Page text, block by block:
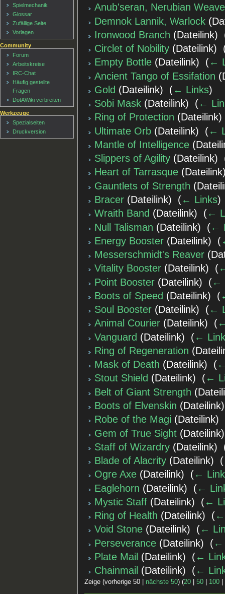
Anub'seran, Nerubian
Demnok Lannik, Warlock
Ironwood Branch (Dateilink) ‎
Circlet of Nobility (Dateilink) ‎
Empty Bottle (Dateilink) ‎ (←
Ancient Tango of Essifation
Gold (Dateilink) ‎ (← Links)
Sobi Mask (Dateilink) ‎ (←
Ring of Protection
Ultimate Orb (Dateilink) ‎ (←
Mantle of Intelligence
Slippers of Agility (Dateilink) ‎
Heart of Tarrasque
Gauntlets of Strength
Bracer (Dateilink) ‎ (← Links)
Wraith Band (Dateilink) ‎ (←
Null Talisman (Dateilink) ‎ (←
Energy Booster (Dateilink) ‎ (
Messerschmidt's Reaver
Vitality Booster (Dateilink) ‎ (
Point Booster (Dateilink) ‎ (←
Boots of Speed (Dateilink) ‎ (
Soul Booster (Dateilink) ‎ (←
Animal Courier (Dateilink) ‎ (
Vanguard (Dateilink) ‎ (←
Ring of Regeneration
Mask of Death (Dateilink) ‎ (
Stout Shield (Dateilink) ‎ (←
Belt of Giant Strength
Boots of Elvenskin
Robe of the Magi (Dateilink) ‎
Gem of True Sight
Staff of Wizardry (Dateilink) ‎
Blade of Alacrity (Dateilink) ‎ (
Ogre Axe (Dateilink) ‎ (←
Eaglehorn (Dateilink) ‎ (←
Mystic Staff (Dateilink) ‎ (←
Ring of Health (Dateilink) ‎ (←
Void Stone (Dateilink) ‎ (←
Perseverance (Dateilink) ‎ (←
Plate Mail (Dateilink) ‎ (←
Chainmail (Dateilink) ‎ (←
Zeige (vorherige 50 | nächste 50) (20 |50 100
Spielmechanik
Glossar
Zufällige Seite
Vorlagen
Community
Forum
Arbeitskreise
IRC-Chat
Häufig gestellte
Fragen
DotAWiki verbreiten
Werkzeuge
Spezialseiten
Druckversion